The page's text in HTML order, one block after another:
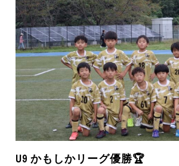
U9 かもしかリーグ優勝🏆